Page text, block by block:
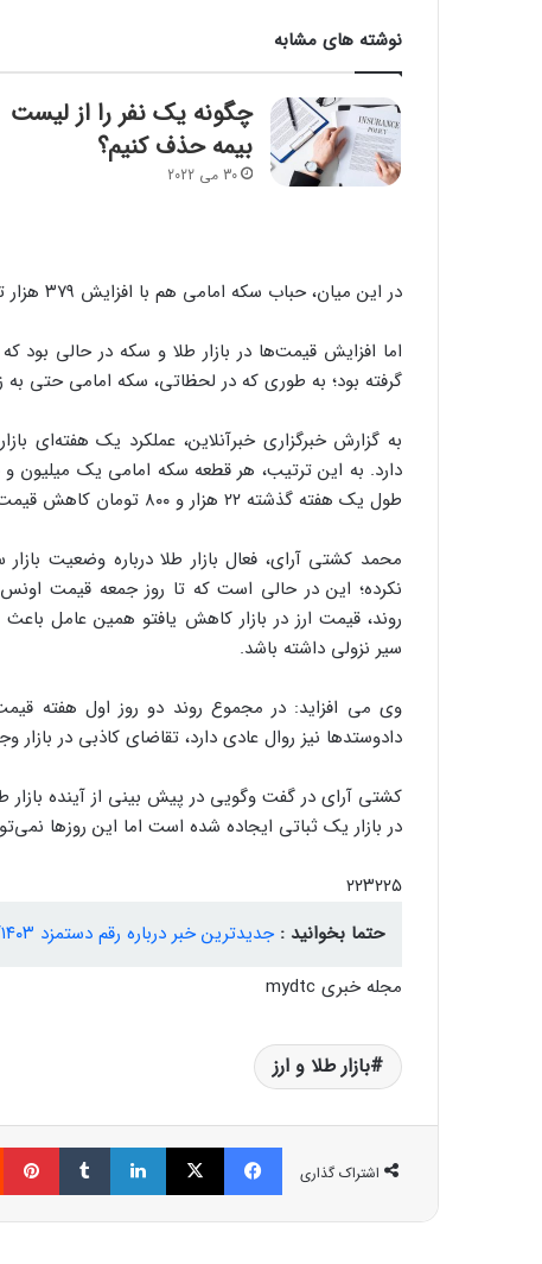
نوشته های مشابه
چگونه یک نفر را از لیست
بیمه حذف کنیم؟
30 می 2022
در این میان، حباب سکه امامی هم با افزایش ۳۷۹ هزار تومانی، به ۶ میلیون و ۷۷۲ هزار تومان افزایش یافت.
اما افزایش قیمت‌ها در بازار طلا و سکه در حالی بود
گرفته بود؛ به طوری که در لحظاتی، سکه امامی حتی به زیر کانال ۴۳ میلیون
طول یک هفته گذشته ۲۲ هزار و ۸۰۰ تومان کاهش قیمت را تجربه کرد.
محمد کشتی آرای، فعال بازار طلا درباره وضعیت
نکرده؛ این در حالی است که تا روز جمعه قیمت
روند، قیمت ارز در بازار کاهش یافتو همین عامل
سیر نزولی داشته باشد.
وی می افزاید: در مجموع روند دو روز اول هفته
دادوستدها نیز روال عادی دارد، تقاضای کاذبی در
کشتی آرای در گفت وگویی در پیش بینی از آینده
در بازار یک ثباتی ایجاده شده است اما این روزها
۲۲۳۲۲۵
حتما بخوانید :جدیدترین خبر درباره رقم دستمزد ۱۴۰۳/ مصوبه دستمزد کارگران تغییر می‌کند؟
مجله خبری mydtc
بازار طلا و ارز
اشتراک گذاری
فیسبوک ایکس لینکداین تامبلر